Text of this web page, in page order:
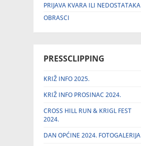
PRIJAVA KVARA ILI NEDOSTATAKA
OBRASCI
PRESSCLIPPING
KRIŽ INFO 2025.
KRIŽ INFO PROSINAC 2024.
CROSS HILL RUN & KRIGL FEST
2024.
DAN OPĆINE 2024. FOTOGALERIJA